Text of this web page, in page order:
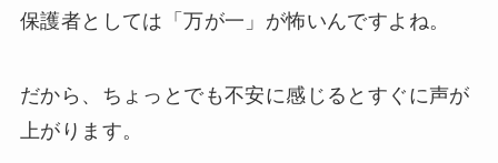
保護者としては「万が一」が怖いんですよね。
だから、ちょっとでも不安に感じるとすぐに声が
上がります。